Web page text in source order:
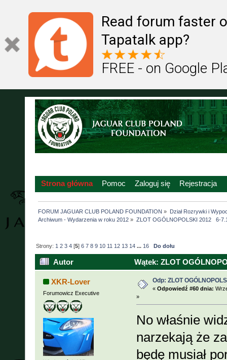
Read forum faster
Tapatalk app?
FREE - on Google
Strona główna Pomoc Zaloguj się Rejestracja
FORUM JAGUAR CLUB POLAND FOUNDATION »
Dział Rozrywki i
Archiwum - Wydarzenia w roku 2012 » ZLOT OGÓLNOPOLSKI 2012   6-
Strony: 1 2 3 4 [5]6 7 8 9 10 11 12 13 14 ... 16 Do dołu
Autor Wątek: ZLOT
XKR-Lover
Forumowicz Executive
Odp: ZLOT
« Odpowiedź #60 dnia:
»
No właśnie
narzekają że
będę musiał